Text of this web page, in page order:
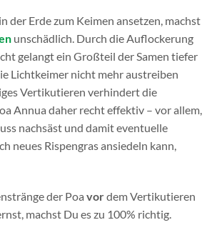
der Erde zum Keimen ansetzen, machst
unschädlich. Durch die Auflockerung
gelangt ein Großteil der Samen tiefer
Lichtkeimer nicht mehr austreiben
Vertikutieren verhindert die
Annua daher recht effektiv – vor allem,
nachsäst und damit eventuelle
neues Rispengras ansiedeln kann,
der Poa vordem Vertikutieren
machst Du es zu 100% richtig.